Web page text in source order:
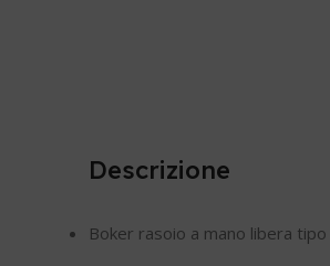
Descrizione
Boker rasoio a mano libera